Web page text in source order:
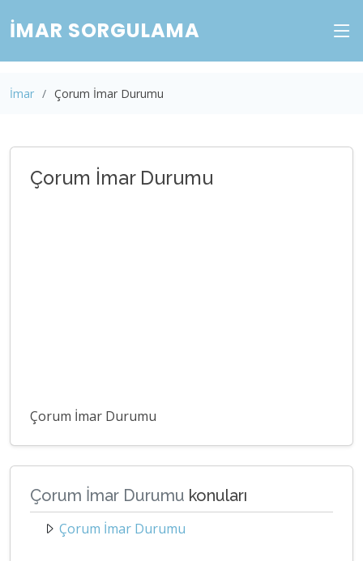
İMAR SORGULAMA
İmar Çorum İmar Durumu
Çorum İmar Durumu
Çorum İmar Durumu
Çorum İmar Durumu konuları
Çorum İmar Durumu